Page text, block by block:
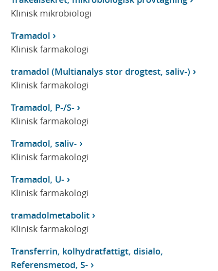
Klinisk mikrobiologi
Tramadol
Klinisk farmakologi
tramadol (Multianalys stor drogtest, saliv-)
Klinisk farmakologi
Tramadol, P-/S-
Klinisk farmakologi
Tramadol, saliv-
Klinisk farmakologi
Tramadol, U-
Klinisk farmakologi
tramadolmetabolit
Klinisk farmakologi
Transferrin, kolhydratfattigt, disialo,
Referensmetod, S-